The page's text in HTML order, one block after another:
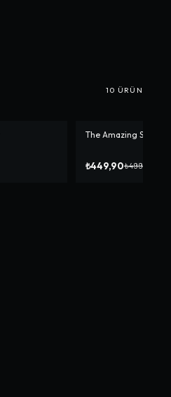
10 ÜRÜN
-%10
The Amazing Spider
₺449,90₺499,90